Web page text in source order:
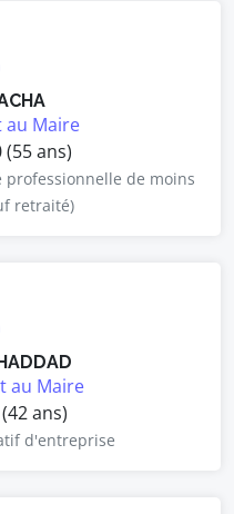
au Maire
(55 ans)
professionnelle de moins
retraité)
au Maire
ans)
d'entreprise